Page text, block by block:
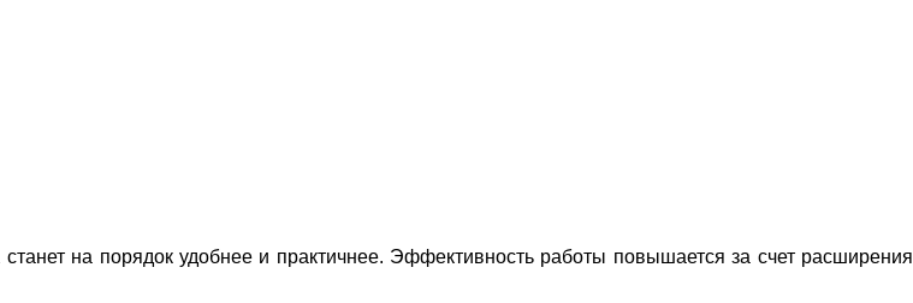
на порядок удобнее и практичнее. Эффективность работы повышается за счет расширения